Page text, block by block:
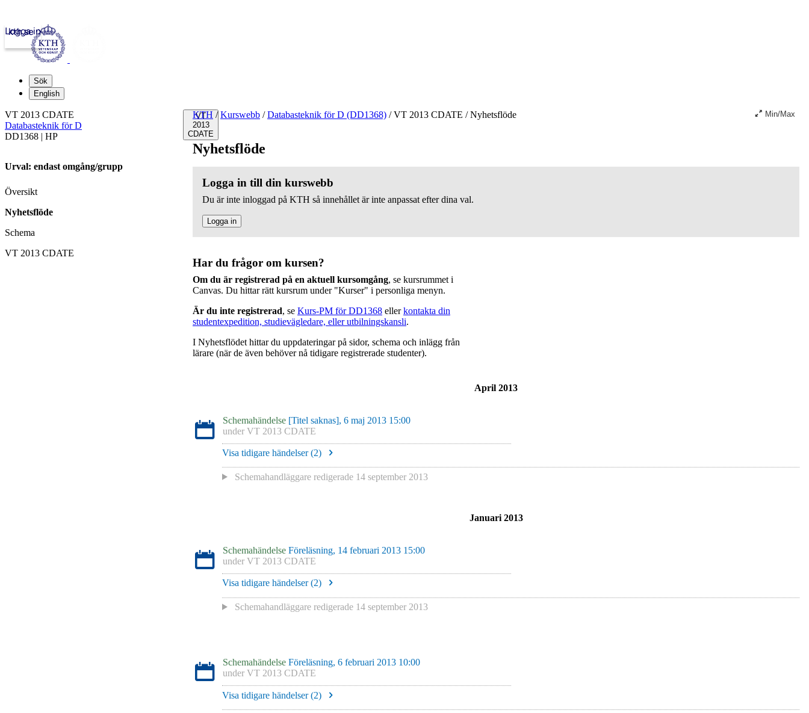
kth.se
Logga in
Sök
English
VT
2013
CDATE
KTH / Kurswebb / Databasteknik för D (DD1368) /VT 2013 CDATE /Nyhetsflöde Min/Max
Nyhetsflöde
Logga in till din kurswebb
Du är inte inloggad på KTH så innehållet är inte anpassat efter dina val.
Logga in
Har du frågor om kursen?
Om du är registrerad på en aktuell kursomgång, se kursrummet i
Canvas. Du hittar rätt kursrum under "Kurser" i personliga menyn.
Är du inte registrerad, se Kurs-PM för DD1368 ellerkontakta din
studentexpedition, studievägledare, eller utbilningskansli.
I Nyhetsflödet hittar du uppdateringar på sidor, schema och inlägg från
lärare (när de även behöver nå tidigare registrerade studenter).
April 2013
Schemahändelse [Titel saknas], 6 maj 2013 15:00
under VT 2013 CDATE
Visa tidigare händelser (2)
Schemahandläggare redigerade 14 september 2013
Januari 2013
Schemahändelse Föreläsning, 14 februari 2013 15:00
under VT 2013 CDATE
Visa tidigare händelser (2)
Schemahandläggare redigerade 14 september 2013
Schemahändelse Föreläsning, 6 februari 2013 10:00
under VT 2013 CDATE
Visa tidigare händelser (2)
VT 2013 CDATE
Databasteknik för D
DD1368 | HP
Urval: endast omgång/grupp
Översikt
Nyhetsflöde
Schema
VT 2013 CDATE